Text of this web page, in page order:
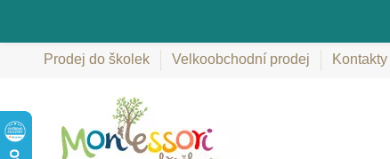
Prodej do školek Velkoobchodní prodej Kontakty